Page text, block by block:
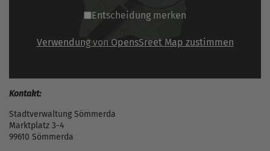
Entscheidung merken
Verwendung von OpensSreet Map zustimmen
Kontakt:
Stadtverwaltung Sömmerda
Marktplatz 3-4
99610 Sömmerda